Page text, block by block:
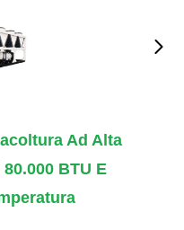
Ad Alta
BTU E